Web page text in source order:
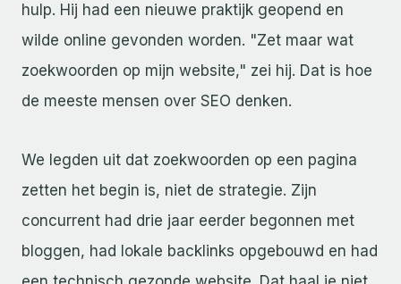
hulp. Hij had een nieuwe praktijk geopend en
wilde online gevonden worden. "Zet maar wat
zoekwoorden op mijn website," zei hij. Dat is hoe
de meeste mensen over SEO denken.
We legden uit dat zoekwoorden op een pagina
zetten het begin is, niet de strategie. Zijn
concurrent had drie jaar eerder begonnen met
bloggen, had lokale backlinks opgebouwd en had